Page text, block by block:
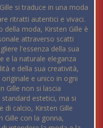
si traduce in una moda
ritratti autentici e vivaci.
moda, Kirsten Gille è
attraverso scatti
l'essenza della sua
e la naturale eleganza
e della sua creatività,
e unico in ogni
Gille non si lascia
estetici, ma si
di calcio, Kirsten Gille
Gille con la gonna,